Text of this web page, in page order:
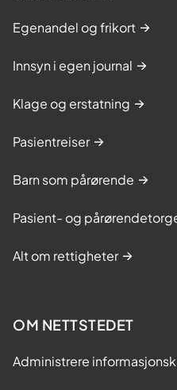
Egenandel og frikort
Innsyn i egen journal
Klage og erstatning
Pasientreiser
Barn som pårørende
Pasient- og
Alt om rettigheter
OM NETTSTEDET
Administrere